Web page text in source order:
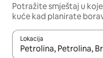
Potražite smještaj u
kuće kad planirate
Lokacija
Kada budu dostupni